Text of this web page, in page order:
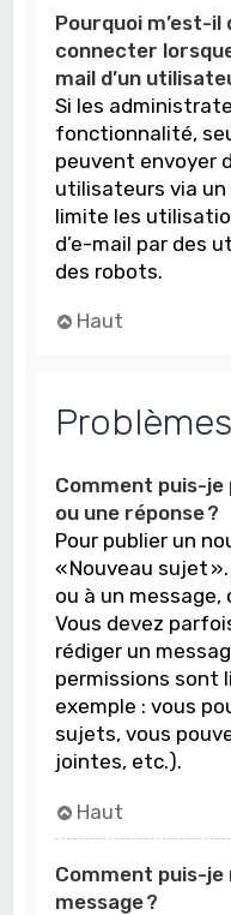
Pourquoi m’est-il
connecter
mail d’un
Si les
fonctionnalité,
peuvent envoyer
utilisateurs via un
limite les
d’e-mail par des
des robots.
Haut
Comment puis-je
ou une réponse ?
Pour publier un
« Nouveau sujet
ou à un message,
Vous devez
rédiger un
permissions sont
exemple : vous
sujets, vous
jointes, etc.).
Haut
Comment puis-
message ?